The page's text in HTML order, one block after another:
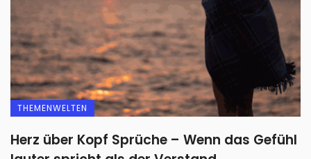
THEMENWELTEN
Herz über Kopf Sprüche – Wenn das Gefühl